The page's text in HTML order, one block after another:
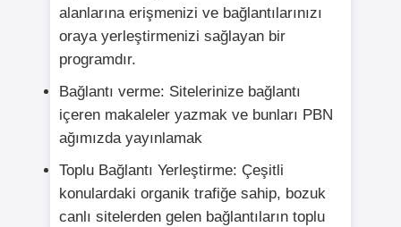
alanlarına erişmenizi ve bağlantılarınızı
oraya yerleştirmenizi sağlayan bir
programdır.
Bağlantı verme: Sitelerinize bağlantı
içeren makaleler yazmak ve bunları PBN
ağımızda yayınlamak
Toplu Bağlantı Yerleştirme: Çeşitli
konulardaki organik trafiğe sahip, bozuk
canlı sitelerden gelen bağlantıların toplu